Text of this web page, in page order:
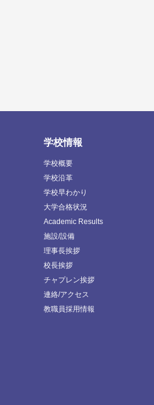
学校情報
学校概要
学校沿革
学校早わかり
大学合格状況
Academic Results
施設/設備
理事長挨拶
校長挨拶
チャプレン挨拶
連絡/アクセス
教職員採用情報